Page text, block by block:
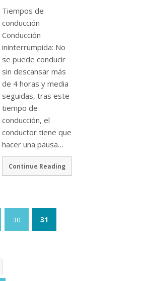
Tiempos de
conducción
Conducción
ininterrumpida: No
se puede conducir
sin descansar más
de 4 horas y media
seguidas, tras este
tiempo de
conducción, el
conductor tiene que
hacer una pausa…
Continue Reading
30 31